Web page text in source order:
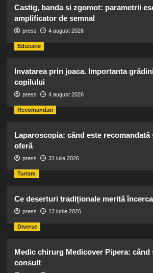
Castig, banda si zgomot: parametrii
amplificator de semnal
press 4 august 2026
Educatie
Invatarea prin joaca. Importanta
copilului
press 4 august 2026
Recomandari
Laparoscopia: când este recomandată
oferă
press 31 iulie 2026
Turism
Ce deserturi tradiționale merită
press 12 iunie 2026
Diverse
Medic chirurg Medicover Pipera: când
consult